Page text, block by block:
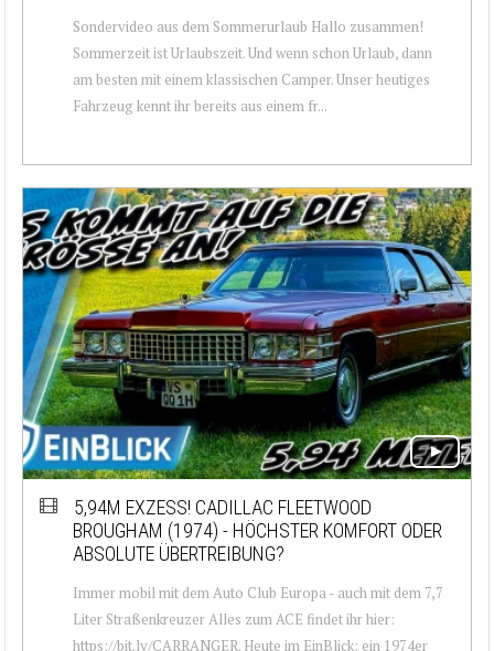
Sondervideo aus dem Sommerurlaub Hallo zusammen!
Sommerzeit ist Urlaubszeit. Und wenn schon Urlaub, dann
am besten mit einem klassischen Camper. Unser heutiges
Fahrzeug kennt ihr bereits aus einem fr...
5,94M EXZESS! CADILLAC FLEETWOOD
BROUGHAM (1974) - HÖCHSTER KOMFORT ODER
ABSOLUTE ÜBERTREIBUNG?
Immer mobil mit dem Auto Club Europa - auch mit dem 7,7
Liter Straßenkreuzer Alles zum ACE findet ihr hier:
https://bit.ly/CARRANGER. Heute im EinBlick: ein 1974er